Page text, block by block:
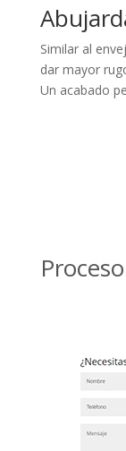
Similar al
dar mayor
Un acabado